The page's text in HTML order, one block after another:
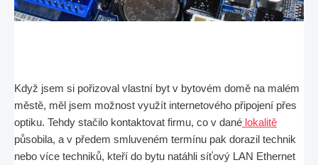
Když jsem si pořizoval vlastní byt v bytovém domě na malém
městě, měl jsem možnost využít internetového připojení přes
optiku. Tehdy stačilo kontaktovat firmu, co v dané lokalitě
působila, a v předem smluveném termínu pak dorazil technik
nebo více techniků, kteří do bytu natáhli síťový LAN Ethernet